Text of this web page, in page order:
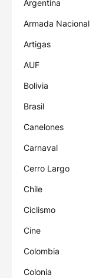
Argentina
Armada Nacional
Artigas
AUF
Bolivia
Brasil
Canelones
Carnaval
Cerro Largo
Chile
Ciclismo
Cine
Colombia
Colonia